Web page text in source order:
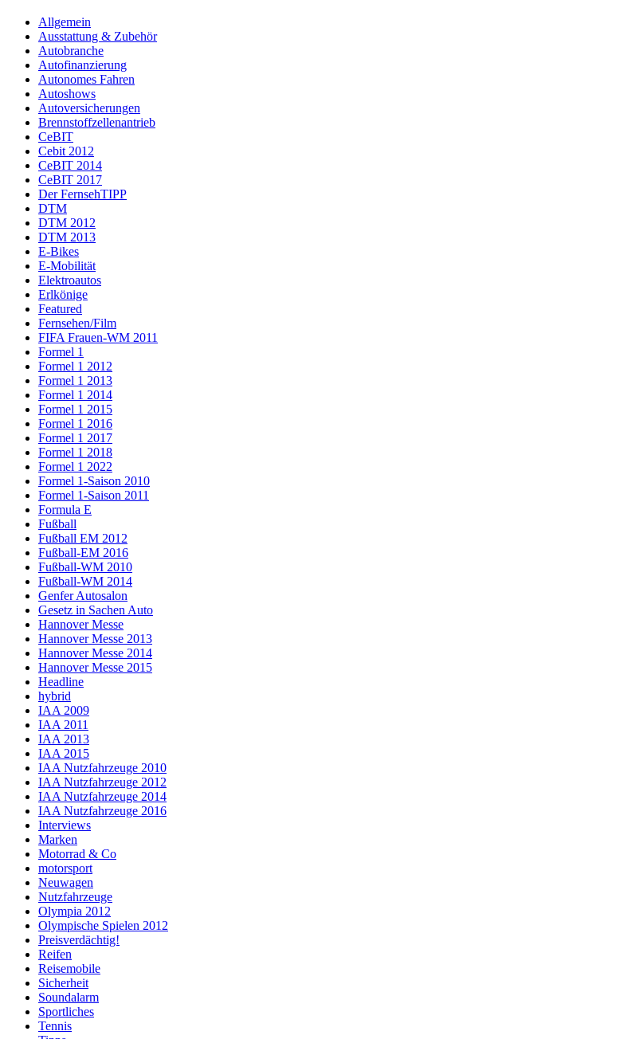
Allgemein
Ausstattung & Zubehör
Autobranche
Autofinanzierung
Autonomes Fahren
Autoshows
Autoversicherungen
Brennstoffzellenantrieb
CeBIT
Cebit 2012
CeBIT 2014
CeBIT 2017
Der FernsehTIPP
DTM
DTM 2012
DTM 2013
E-Bikes
E-Mobilität
Elektroautos
Erlkönige
Featured
Fernsehen/Film
FIFA Frauen-WM 2011
Formel 1
Formel 1 2012
Formel 1 2013
Formel 1 2014
Formel 1 2015
Formel 1 2016
Formel 1 2017
Formel 1 2018
Formel 1 2022
Formel 1-Saison 2010
Formel 1-Saison 2011
Formula E
Fußball
Fußball EM 2012
Fußball-EM 2016
Fußball-WM 2010
Fußball-WM 2014
Genfer Autosalon
Gesetz in Sachen Auto
Hannover Messe
Hannover Messe 2013
Hannover Messe 2014
Hannover Messe 2015
Headline
hybrid
IAA 2009
IAA 2011
IAA 2013
IAA 2015
IAA Nutzfahrzeuge 2010
IAA Nutzfahrzeuge 2012
IAA Nutzfahrzeuge 2014
IAA Nutzfahrzeuge 2016
Interviews
Marken
Motorrad & Co
motorsport
Neuwagen
Nutzfahrzeuge
Olympia 2012
Olympische Spielen 2012
Preisverdächtig!
Reifen
Reisemobile
Sicherheit
Soundalarm
Sportliches
Tennis